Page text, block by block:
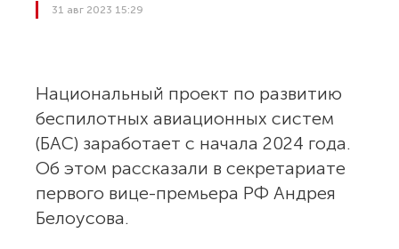
31 авг 2023 15:29
Национальный проект по развитию
беспилотных авиационных систем
(БАС) заработает с начала 2024 года.
Об этом рассказали в секретариате
первого вице-премьера РФ Андрея
Белоусова.